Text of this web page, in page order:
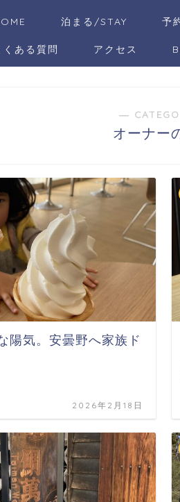
泊まる/STAY 予
くある質問 アクセス
―
オーナー
陽気。安曇野へ家族ド
2026年2月18日